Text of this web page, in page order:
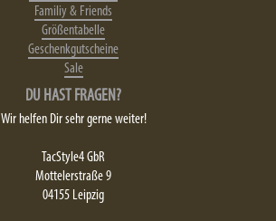
Familiy & Friends
Größentabelle
Geschenkgutscheine
Sale
DU HAST FRAGEN?
Wir helfen Dir sehr gerne weiter!
TacStyle4 GbR
Mottelerstraße 9
04155 Leipzig